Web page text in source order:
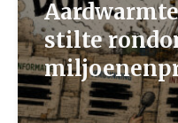
stilte